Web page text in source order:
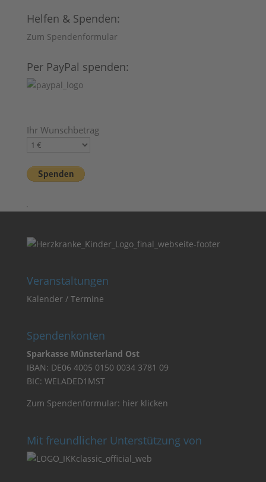
Helfen & Spenden:
Zum Spendenformular
Per PayPal spenden:
Ihr Wunschbetrag
Veranstaltungen
Kalender / Termine
Spendenkonten
Sparkasse Münsterland Ost
IBAN: DE06 4005 0150 0034 3781 09
BIC: WELADED1MST
Zum Spendenformular: hier klicken
Mit freundlicher Unterstützung von